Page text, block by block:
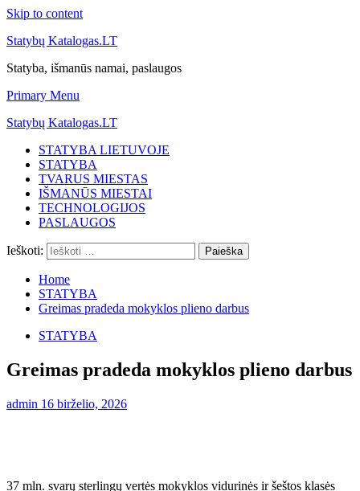
Skip to content
Statybų Katalogas.LT
Statyba, išmanūs namai, paslaugos
Primary Menu
Statybų Katalogas.LT
STATYBA LIETUVOJE
STATYBA
TVARUS MIESTAS
IŠMANŪS MIESTAI
TECHNOLOGIJOS
PASLAUGOS
Ieškoti:
Home
STATYBA
Greimas pradeda mokyklos plieno darbus
STATYBA
Greimas pradeda mokyklos plieno darbus
admin 16 birželio, 2026
37 mln. svarų sterlingų vertės mokyklos vidurinės ir šeštos klasės